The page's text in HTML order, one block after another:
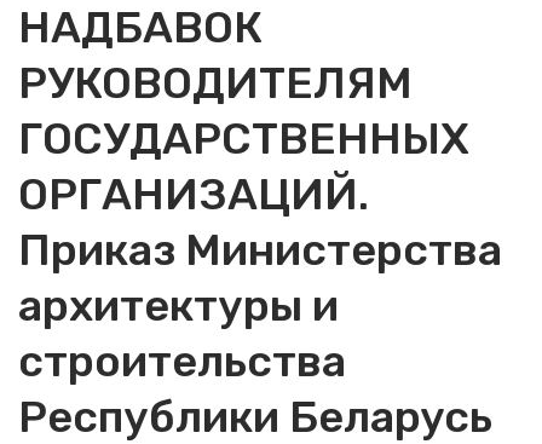
НАДБАВОК
РУКОВОДИТЕЛЯМ
ГОСУДАРСТВЕННЫХ
ОРГАНИЗАЦИЙ.
Приказ Министерства
архитектуры и
строительства
Республики Беларусь